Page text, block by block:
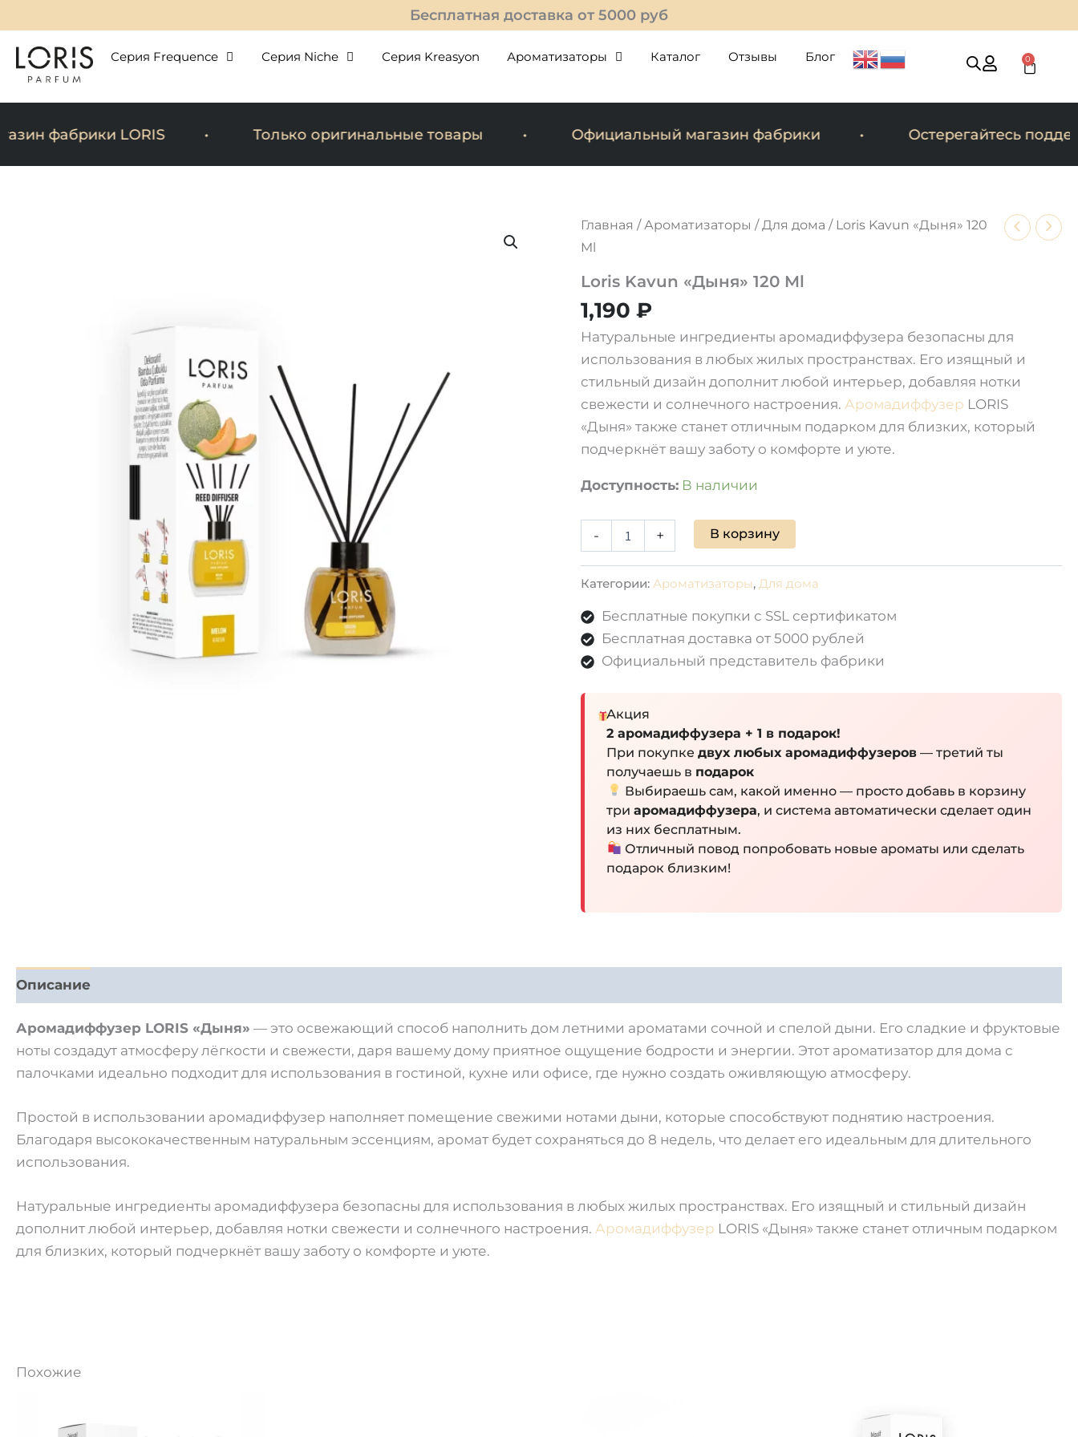
к
содержимому
Бесплатная доставка от 5000 руб
Серия Frequence Серия Niche Серия Kreasyon Ароматизаторы Каталог Отзывы Блог 0
Cart
фабрики LORIS Только оригинальные товары Официальный магазин фабрики Остерегайтесь
Главная /Ароматизаторы /Для дома / Loris Kavun «Дыня» 120
Ml
Loris Kavun «Дыня» 120 Ml
1,190₽
Натуральные ингредиенты аромадиффузера безопасны для
использования в любых жилых пространствах. Его изящный и
стильный дизайн дополнит любой интерьер, добавляя нотки
свежести и солнечного настроения. Аромадиффузер LORIS
«Дыня» также станет отличным подарком для близких, который
подчеркнёт вашу заботу о комфорте и уюте.
Доступность: В наличии
-
Количество
Loris
"Дыня"
120
Ml
+ В корзину
Категории:Ароматизаторы,Для дома
Бесплатные покупки с SSL сертификатом
Бесплатная доставка от 5000 рублей
Официальный представитель фабрики
Акция
2 аромадиффузера + 1 в подарок!
При покупкедвух любых аромадиффузеров — третий ты
получаешь в подарок
Выбираешь сам, какой именно — просто добавь в корзину
триаромадиффузера, и система автоматически сделает один
из них бесплатным.
Отличный повод попробовать новые ароматы или сделать
подарок близким!
Описание
Аромадиффузер LORIS «Дыня» — это освежающий способ наполнить дом летними ароматами сочной и спелой дыни. Его сладкие и фруктовые
ноты создадут атмосферу лёгкости и свежести, даря вашему дому приятное ощущение бодрости и энергии. Этот ароматизатор для дома с
палочками идеально подходит для использования в гостиной, кухне или офисе, где нужно создать оживляющую атмосферу.
Простой в использовании аромадиффузер наполняет помещение свежими нотами дыни, которые способствуют поднятию настроения.
Благодаря высококачественным натуральным эссенциям, аромат будет сохраняться до 8 недель, что делает его идеальным для длительного
использования.
Натуральные ингредиенты аромадиффузера безопасны для использования в любых жилых пространствах. Его изящный и стильный дизайн
дополнит любой интерьер, добавляя нотки свежести и солнечного настроения. Аромадиффузер LORIS «Дыня» также станет отличным подарком
для близких, который подчеркнёт вашу заботу о комфорте и уюте.
Похожие